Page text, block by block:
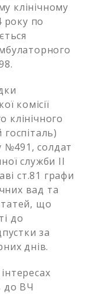
клінічному
року по
комісії
клінічного
№491, солдат
служби ІІ
ст.81 графи
вад та
що
до
за
днів.
до ВЧ